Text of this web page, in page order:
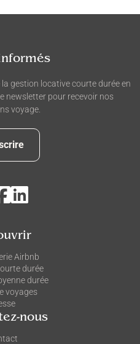
gestion locative courte durée en
newsletter pour recevoir nos
voyage.
Airbnb
durée
durée
voyages
nous